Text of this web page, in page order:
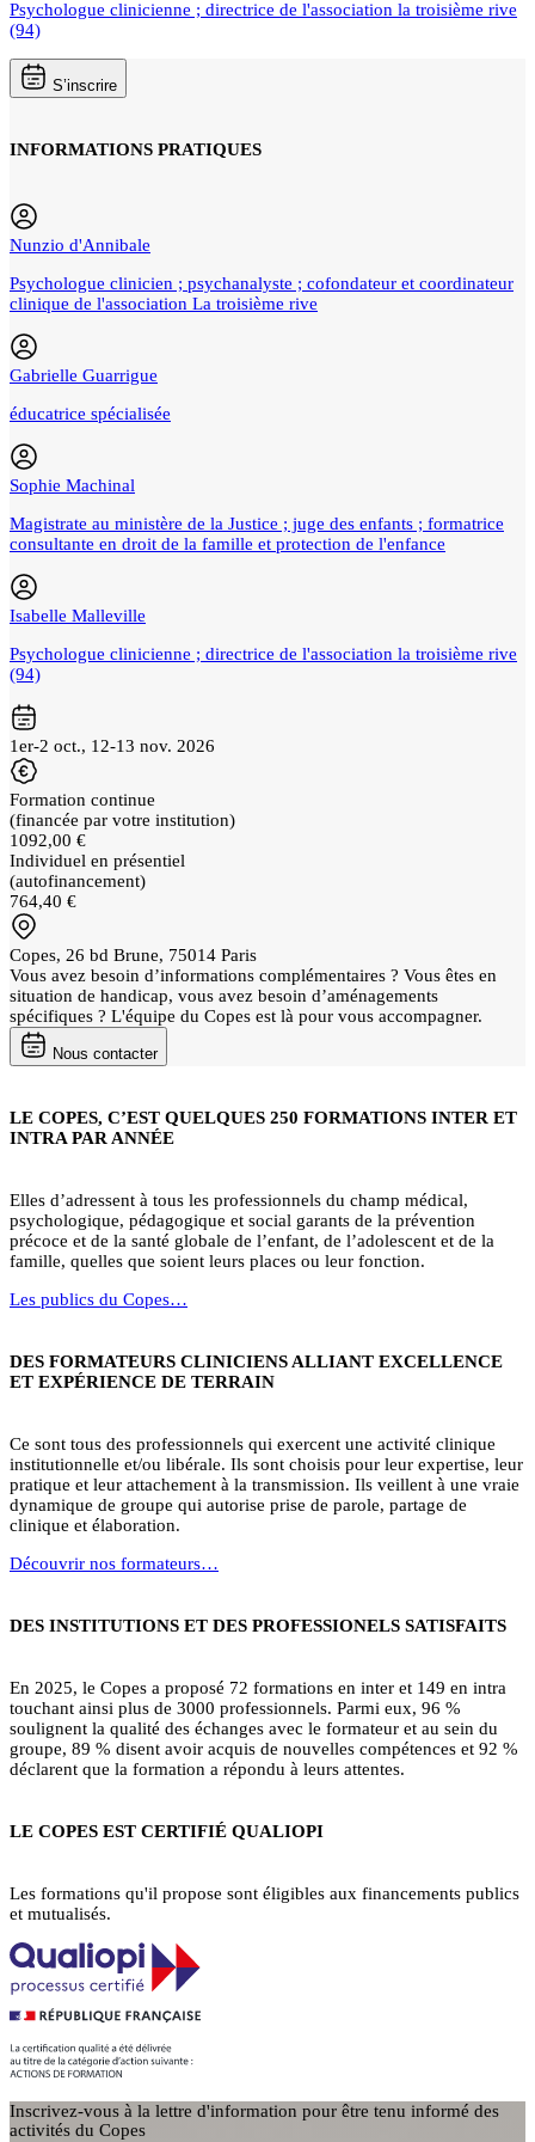
Psychologue clinicienne ; directrice de l'association la troisième rive
(94)
S’inscrire
INFORMATIONS PRATIQUES
Nunzio d'Annibale
Psychologue clinicien ; psychanalyste ; cofondateur et coordinateur
clinique de l'association La troisième rive
Gabrielle Guarrigue
éducatrice spécialisée
Sophie Machinal
Magistrate au ministère de la Justice ; juge des enfants ; formatrice
consultante en droit de la famille et protection de l'enfance
Isabelle Malleville
Psychologue clinicienne ; directrice de l'association la troisième rive
(94)
1er-2 oct., 12-13 nov. 2026
Formation continue
(financée par votre institution)
1092,00 €
Individuel en présentiel
(autofinancement)
764,40 €
Copes, 26 bd Brune, 75014 Paris
Vous avez besoin d’informations complémentaires ? Vous êtes en
situation de handicap, vous avez besoin d’aménagements
spécifiques ? L'équipe du Copes est là pour vous accompagner.
Nous contacter
LE COPES, C’EST QUELQUES 250 FORMATIONS INTER ET
INTRA PAR ANNÉE
Elles d’adressent à tous les professionnels du champ médical,
psychologique, pédagogique et social garants de la prévention
précoce et de la santé globale de l’enfant, de l’adolescent et de la
famille, quelles que soient leurs places ou leur fonction.
Les publics du Copes…
DES FORMATEURS CLINICIENS ALLIANT EXCELLENCE
ET EXPÉRIENCE DE TERRAIN
Ce sont tous des professionnels qui exercent une activité clinique
institutionnelle et/ou libérale. Ils sont choisis pour leur expertise, leur
pratique et leur attachement à la transmission. Ils veillent à une vraie
dynamique de groupe qui autorise prise de parole, partage de
clinique et élaboration.
Découvrir nos formateurs…
DES INSTITUTIONS ET DES PROFESSIONELS SATISFAITS
En 2025, le Copes a proposé 72 formations en inter et 149 en intra
touchant ainsi plus de 3000 professionnels. Parmi eux, 96 %
soulignent la qualité des échanges avec le formateur et au sein du
groupe, 89 % disent avoir acquis de nouvelles compétences et 92 %
déclarent que la formation a répondu à leurs attentes.
LE COPES EST CERTIFIÉ QUALIOPI
Les formations qu'il propose sont éligibles aux financements publics
et mutualisés.
Inscrivez-vous à la lettre d'information pour être tenu informé des
activités du Copes